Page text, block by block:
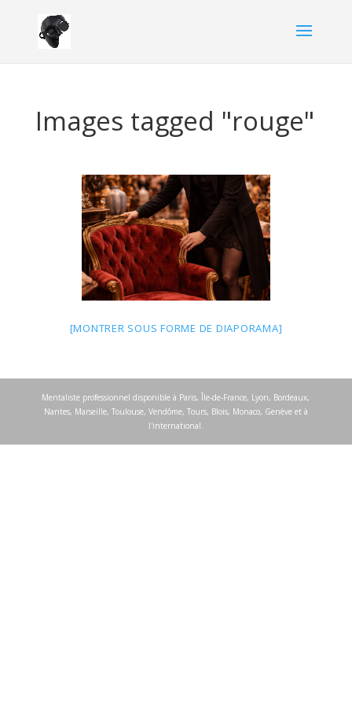
Images tagged "rouge"
[MONTRER SOUS FORME DE DIAPORAMA]
Mentaliste professionnel disponible à Paris, Île-de-France, Lyon, Bordeaux,
Nantes, Marseille, Toulouse, Vendôme, Tours, Blois, Monaco, Genève et à
l'international.